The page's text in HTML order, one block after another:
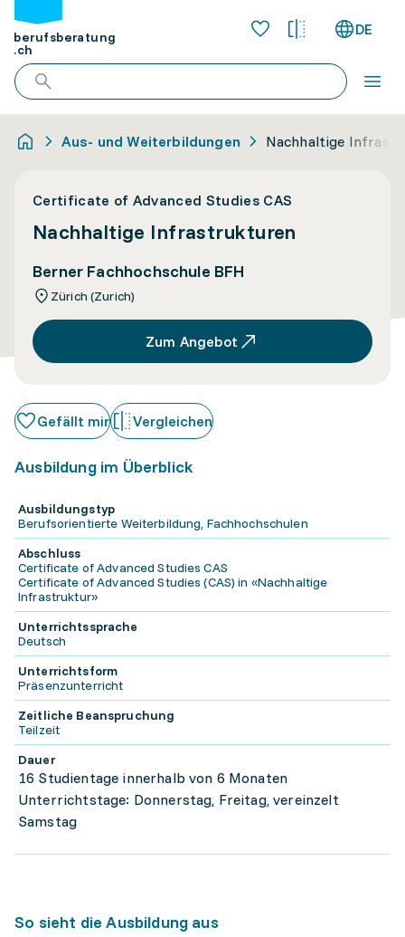
berufsberatung
.ch
DE
Aus- und Weiterbildungen Nachhaltige
Certificate of Advanced Studies CAS
Nachhaltige Infrastrukturen
Berner Fachhochschule BFH
Zürich (Zurich)
Zum Angebot
Gefällt mir Vergleichen
Ausbildung im Überblick
Ausbildungstyp
Berufsorientierte Weiterbildung, Fachhochschulen
Abschluss
Certificate of Advanced Studies CAS
Certificate of Advanced Studies (CAS) in «Nachhaltige
Infrastruktur»
Unterrichtssprache
Deutsch
Unterrichtsform
Präsenzunterricht
Zeitliche Beanspruchung
Teilzeit
Dauer
16 Studientage innerhalb von 6 Monaten
Unterrichtstage: Donnerstag, Freitag, vereinzelt
Samstag
So sieht die Ausbildung aus